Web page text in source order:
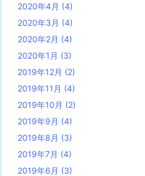
2020年4月 (4)
2020年3月 (4)
2020年2月 (4)
2020年1月 (3)
2019年12月 (2)
2019年11月 (4)
2019年10月 (2)
2019年9月 (4)
2019年8月 (3)
2019年7月 (4)
2019年6月 (3)